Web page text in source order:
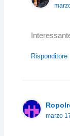
Risponditore
marzo